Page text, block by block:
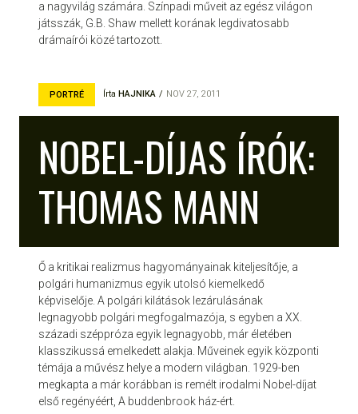
a nagyvilág számára. Színpadi műveit az egész világon
játsszák, G.B. Shaw mellett korának legdivatosabb
drámaírói közé tartozott.
PORTRÉ Írta HAJNIKA NOV 27, 2011
NOBEL-DÍJAS ÍRÓK:
THOMAS MANN
Ő a kritikai realizmus hagyományainak kiteljesítője, a
polgári humanizmus egyik utolsó kiemelkedő
képviselője. A polgári kilátások lezárulásának
legnagyobb polgári megfogalmazója, s egyben a XX.
századi széppróza egyik legnagyobb, már életében
klasszikussá emelkedett alakja. Műveinek egyik központi
témája a művész helye a modern világban. 1929-ben
megkapta a már korábban is remélt irodalmi Nobel-díjat
első regényéért, A buddenbrook ház-ért.